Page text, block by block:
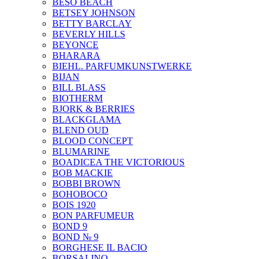
BESO BEACH
BETSEY JOHNSON
BETTY BARCLAY
BEVERLY HILLS
BEYONCE
BHARARA
BIEHL. PARFUMKUNSTWERKE
BIJAN
BILL BLASS
BIOTHERM
BJORK & BERRIES
BLACKGLAMA
BLEND OUD
BLOOD CONCEPT
BLUMARINE
BOADICEA THE VICTORIOUS
BOB MACKIE
BOBBI BROWN
BOHOBOCO
BOIS 1920
BON PARFUMEUR
BOND 9
BOND № 9
BORGHESE IL BACIO